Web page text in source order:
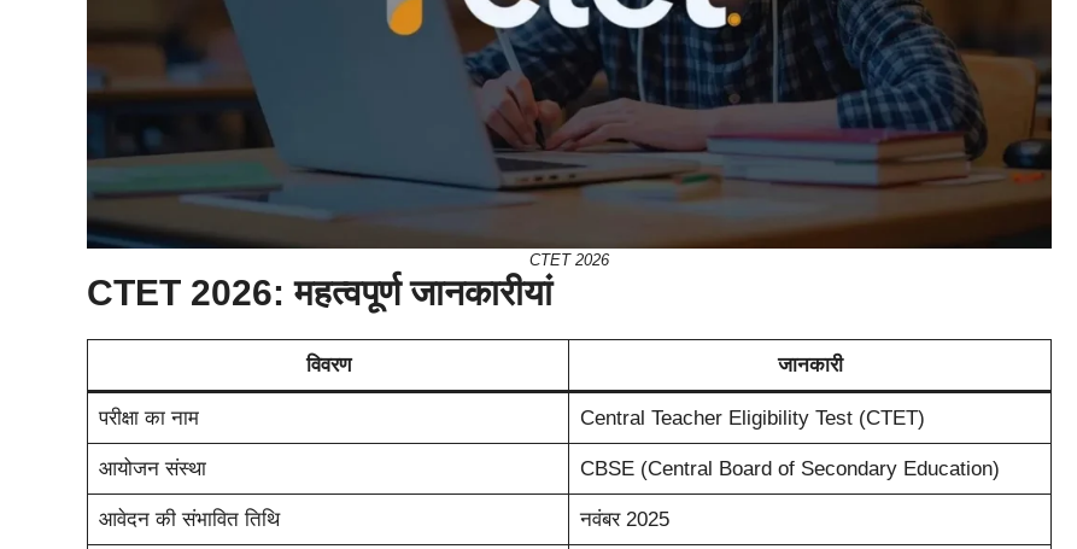
CTET 2026
CTET 2026: महत्वपूर्ण जानकारीयां
विवरण जानकारी
परीक्षा का नाम Central Teacher Eligibility Test (CTET)
आयोजन संस्था CBSE (Central Board of Secondary Education)
आवेदन की संभावित तिथि नवंबर 2025